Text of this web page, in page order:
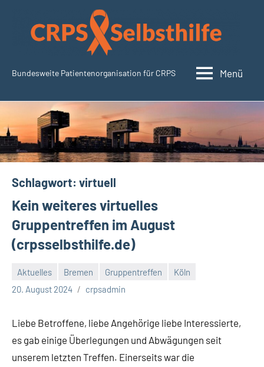
springen
CRPSSelbsthilfe.org
Bundesweite Patientenorganisation für CRPS Menü
Schlagwort: virtuell
Kein weiteres virtuelles
Gruppentreffen im August
(crpsselbsthilfe.de)
Aktuelles Bremen Gruppentreffen
Köln
20. August 2024
crpsadmin
Liebe Betroffene, liebe Angehörige liebe Interessierte,
es gab einige Überlegungen und Abwägungen seit
unserem letzten Treffen. Einerseits war die